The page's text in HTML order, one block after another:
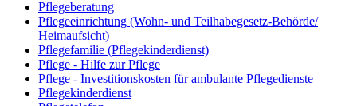
Pflegeberatung
Pflegeeinrichtung (Wohn- und Teilhabegesetz-Behörde/
Heimaufsicht)
Pflegefamilie (Pflegekinderdienst)
Pflege - Hilfe zur Pflege
Pflege - Investitionskosten für ambulante Pflegedienste
Pflegekinderdienst